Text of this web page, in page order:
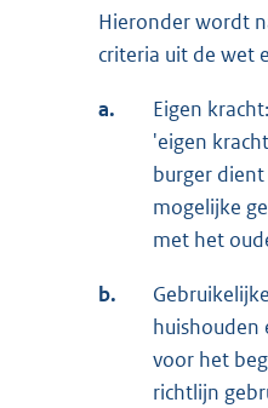
Hieronder wordt
criteria uit de wet
a.
Eigen
'eigen
burger
mogelijke
met het
b.
huishouden
voor het
richtlijn